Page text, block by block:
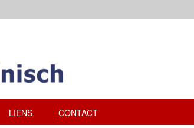
LIENS CONTACT